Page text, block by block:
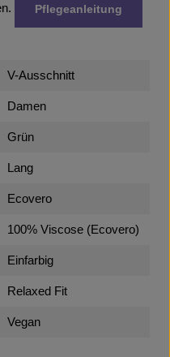
Pflegeanleitung
V-Ausschnitt
Damen
Grün
Lang
Ecovero
100% Viscose (Ecovero)
Einfarbig
Relaxed Fit
Vegan